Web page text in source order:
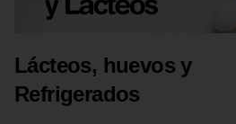
Lácteos, huevos y
Refrigerados